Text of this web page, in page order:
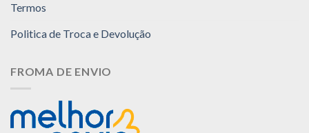
Termos
Politica de Troca e Devolução
FROMA DE ENVIO